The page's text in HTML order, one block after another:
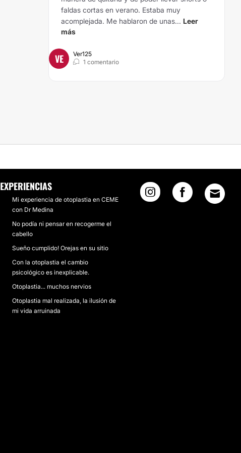
faldas cortas en verano. Estaba muy
acomplejada. Me hablaron de unas... Leer
más
VE
Ver125
1 comentario
EXPERIENCIAS
Mi experiencia de otoplastia en CEME
con Dr Medina
No podía ni pensar en recogerme el
cabello
Sueño cumplido! Orejas en su sitio
Con la otoplastia el cambio
psicológico es inexplicable.
Otoplastia... muchos nervios
Otoplastia mal realizada, la ilusión de
mi vida arruinada